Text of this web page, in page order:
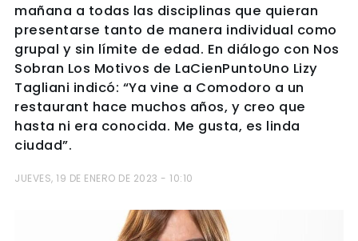
mañana a todas las disciplinas que quieran
presentarse tanto de manera individual como
grupal y sin límite de edad. En diálogo con Nos
Sobran Los Motivos de LaCienPuntoUno Lizy
Tagliani indicó: “Ya vine a Comodoro a un
restaurant hace muchos años, y creo que
hasta ni era conocida. Me gusta, es linda
ciudad”.
JUEVES, 19 DE ENERO DE 2023 - 10:10